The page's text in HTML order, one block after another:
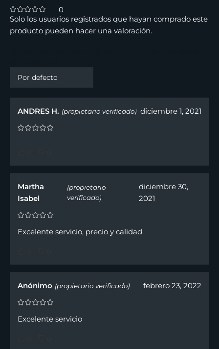
0
ANDRES H. (propietario verificado) diciembre 1, 2021
Martha
Isabel
(propietario
verificado)
diciembre 30,
2021
Excelente servicio, precio y calidad
Anónimo (propietario verificado) febrero 23, 2022
Excelente servicio
Solo los usuarios registrados que hayan comprado este
producto pueden hacer una valoración.